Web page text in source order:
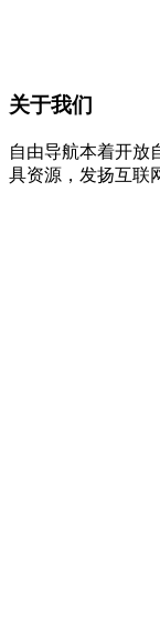
关于我们
自由导航本着开放
具资源，发扬互联